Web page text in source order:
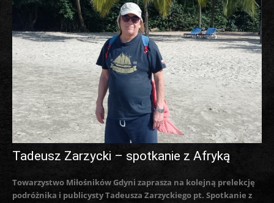
Tadeusz Zarzycki – spotkanie z Afryką
Towarzystwo Miłośników Gdyni zaprasza na kolejną prelekcję
podróżnika i publicysty Tadeusza Zarzyckiego pt. Spotkanie z